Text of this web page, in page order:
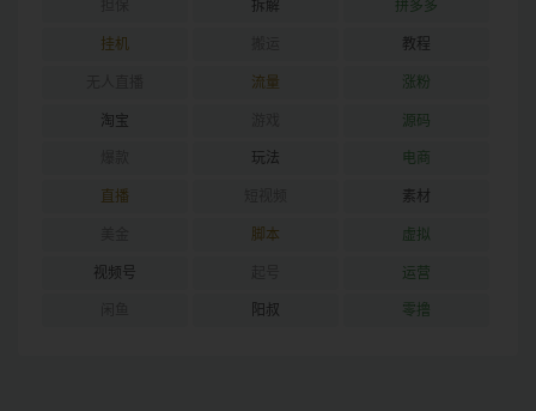
拆解 拼多多
挂机 教程
流量 涨粉
淘宝 源码
玩法 电商
直播 素材
脚本 虚拟
视频号 运营
阳叔 零撸